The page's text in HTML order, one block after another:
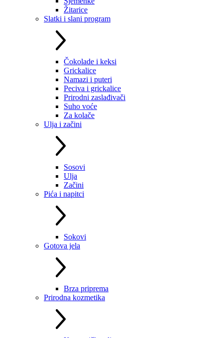
Žitarice
Slatki i slani program
Čokolade i keksi
Grickalice
Namazi i puteri
Peciva i grickalice
Prirodni zaslađivači
Suho voće
Za kolače
Ulja i začini
Sosovi
Ulja
Začini
Pića i napitci
Sokovi
Gotova jela
Brza priprema
Prirodna kozmetika